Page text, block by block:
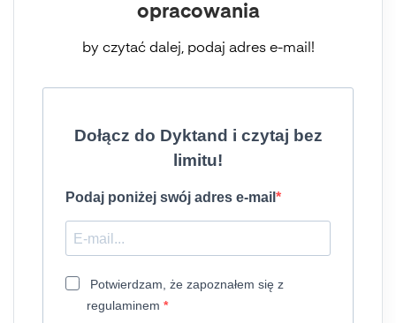
opracowania
by czytać dalej, podaj adres e-mail!
Dołącz do Dyktand i czytaj bez
limitu!
Podaj poniżej swój adres e-mail
Potwierdzam, że zapoznałem się z
regulaminem